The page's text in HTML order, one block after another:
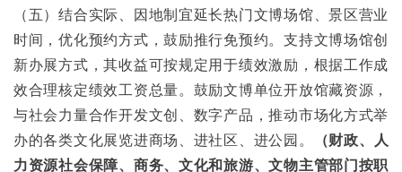
（五）结合实际、因地制宜延长热门文博场馆、景区营业
时间，优化预约方式，鼓励推行免预约。支持文博场馆创
新办展方式，其收益可按规定用于绩效激励，根据工作成
效合理核定绩效工资总量。鼓励文博单位开放馆藏资源，
与社会力量合作开发文创、数字产品，推动市场化方式举
办的各类文化展览进商场、进社区、进公园。
（财政、人
力资源社会保障、商务、文化和旅游、文物主管部门按职